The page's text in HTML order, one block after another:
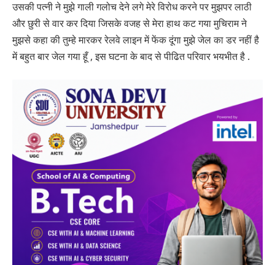
उसकी पत्नी ने मुझे गाली गलोच देने लगे मेरे विरोध करने पर मुझपर लाठी
और छुरी से वार कर दिया जिसके वजह से मेरा हाथ कट गया मुचिराम ने
मुझसे कहा की तुम्हे मारकर रेलवे लाइन में फेंक दूंगा मुझे जेल का डर नहीं है
में बहुत बार जेल गया हूँ , इस घटना के बाद से पीढित परिवार भयभीत है .